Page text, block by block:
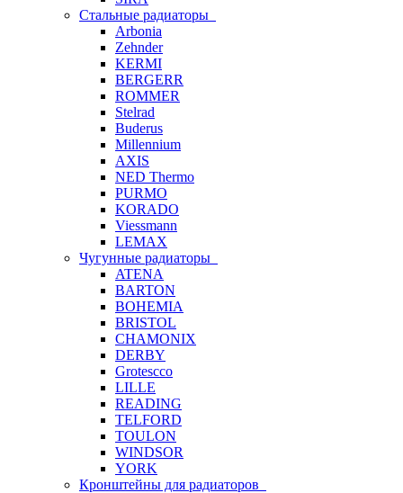
Стальные радиаторы
Arbonia
Zehnder
KERMI
BERGERR
ROMMER
Stelrad
Buderus
Millennium
AXIS
NED Thermo
PURMO
KORADO
Viessmann
LEMAX
Чугунные радиаторы
ATENA
BARTON
BOHEMIA
BRISTOL
CHAMONIX
DERBY
Grotescco
LILLE
READING
TELFORD
TOULON
WINDSOR
YORK
Кронштейны для радиаторов